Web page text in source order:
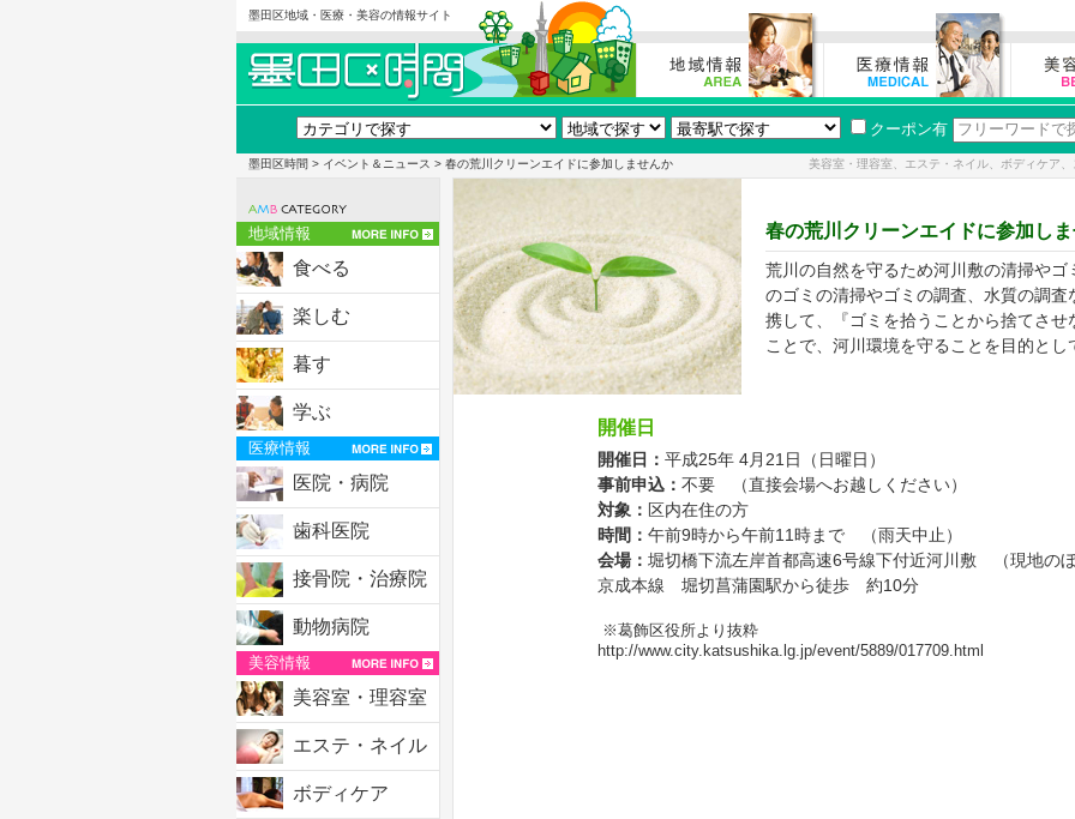
墨田区地域・医療・美容の情報サイト
クーポン有
墨田区時間 > イベント＆ニュース > 春の荒川クリーンエイドに参加しませんか 美容室・理容室、エステ・ネイル、ボディケア
地域情報
食べる
楽しむ
暮す
学ぶ
医療情報
医院・病院
歯科医院
接骨院・治療院
動物病院
美容情報
美容室・理容室
エステ・ネイル
ボディケア
春の荒川クリーンエイドに参加し
荒川の自然を守るため河川敷の清掃やゴ
のゴミの清掃やゴミの調査、水質の調
携して、『ゴミを拾うことから捨てさせ
ことで、河川環境を守ることを目的とし
開催日
開催日： 平成25年 4月21日（日曜日）
事前申込 ： 不要 （直接会場へお越しください）
対象 ： 区内在住の方
時間 ： 午前9時から午前11時まで （雨天中止）
会場： 堀切橋下流左岸首都高速6号線下付近河川敷 （現地のぼ
京成本線 堀切菖蒲園駅から徒歩 約10分
※葛飾区役所より抜粋
http://www.city.katsushika.lg.jp/event/5889/017709.html